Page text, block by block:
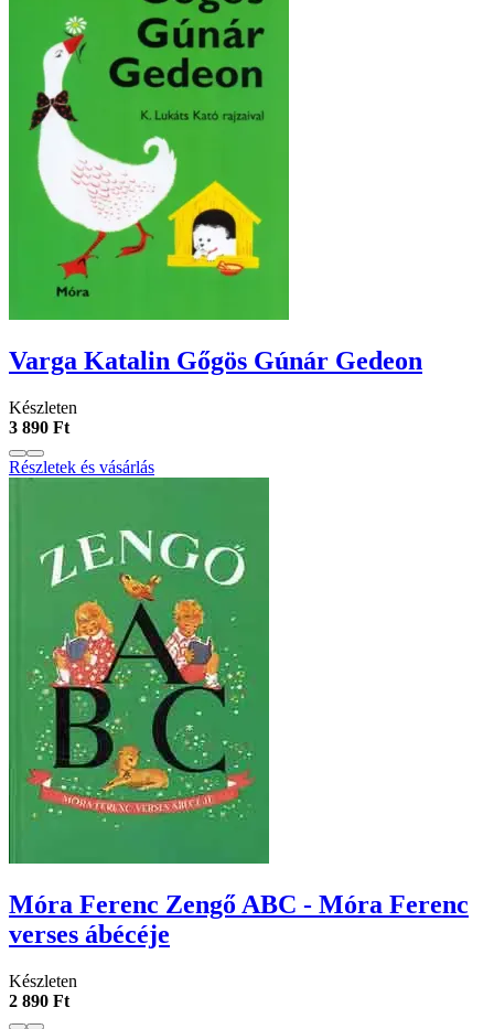
Varga Katalin Gőgös Gúnár Gedeon
Készleten
3 890 Ft
Részletek és vásárlás
Móra Ferenc Zengő ABC - Móra Ferenc
verses ábécéje
Készleten
2 890 Ft